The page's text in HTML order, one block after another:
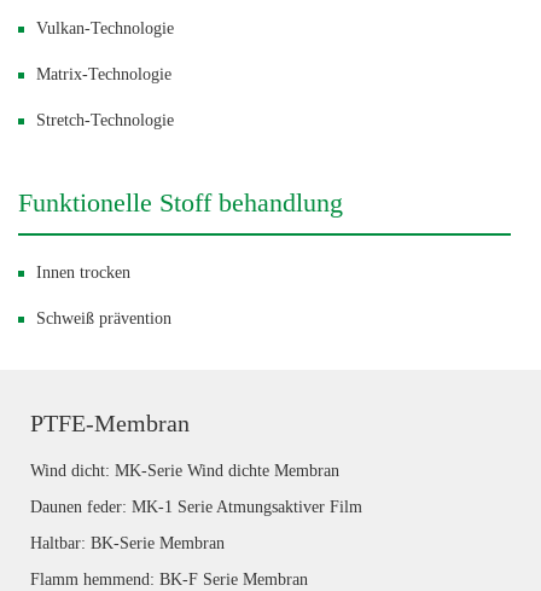
Vulkan-Technologie
Matrix-Technologie
Stretch-Technologie
Funktionelle Stoff behandlung
Innen trocken
Schweiß prävention
PTFE-Membran
Wind dicht: MK-Serie Wind dichte Membran
Daunen feder: MK-1 Serie Atmungsaktiver Film
Haltbar: BK-Serie Membran
Flamm hemmend: BK-F Serie Membran